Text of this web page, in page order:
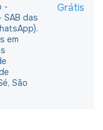
-
SAB das
em
São
Grátis